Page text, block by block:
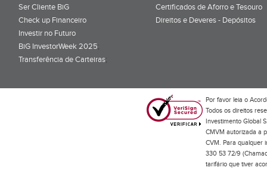
Ser Cliente BiG
Check up Financeiro
Investir no Futuro
BiG InvestorWeek 2025;
Transferência de Carteiras;
Certificados de Aforro e Tesouro
Direitos e Deveres - Depósitos
Por favor leia o
Todos os direitos
Investimento Global
CMVM autorizada a
CVM. Para qualquer
330 53 72/9
tarifário que tiver